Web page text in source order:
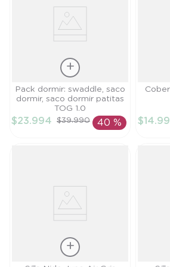
Talla
AÑADIR AL
Pack dormir: swaddle, saco
dormir, saco dormir patitas
TOG 1.0
$23.994 $39.990 40 %
Talla
$14.